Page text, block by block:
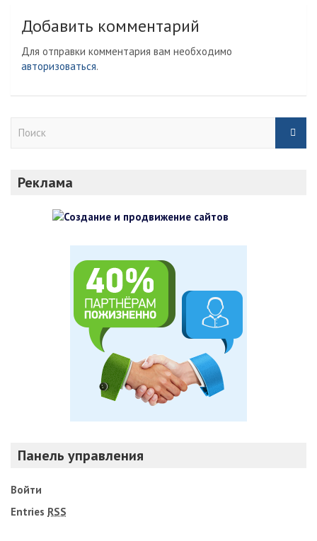
Добавить комментарий
Для отправки комментария вам необходимо
авторизоваться.
Реклама
Панель управления
Войти
Entries RSS